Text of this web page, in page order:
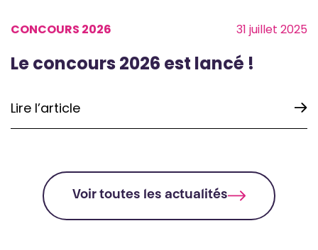
CONCOURS 2026 31 juillet 2025
Le concours 2026 est lancé !
Lire l’article
Voir toutes les actualités